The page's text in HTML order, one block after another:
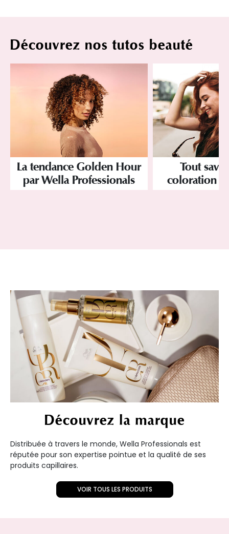
Découvrez nos tutos beauté
La tendance Golden Hour
par Wella Professionals
Tout
coloration
Découvrez la marque
Distribuée à travers le monde, Wella Professionals est
réputée pour son expertise pointue et la qualité de ses
produits capillaires.
VOIR TOUS LES PRODUITS